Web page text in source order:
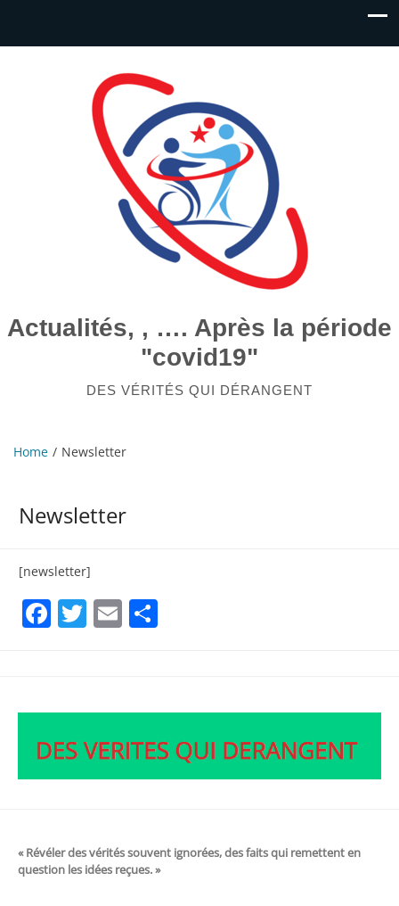
Actualités, , …. Après la période
"covid19"
DES VÉRITÉS QUI DÉRANGENT
Home Newsletter
Newsletter
[newsletter]
Facebook
Twitter
Email
« Révéler des vérités souvent ignorées, des faits qui remettent en
question les idées reçues. »